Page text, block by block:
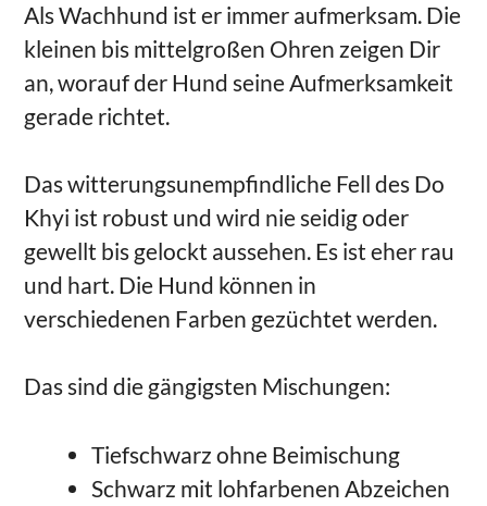
Als Wachhund ist er immer aufmerksam. Die
kleinen bis mittelgroßen Ohren zeigen Dir
an, worauf der Hund seine Aufmerksamkeit
gerade richtet.
Das witterungsunempfindliche Fell des Do
Khyi ist robust und wird nie seidig oder
gewellt bis gelockt aussehen. Es ist eher rau
und hart. Die Hund können in
verschiedenen Farben gezüchtet werden.
Das sind die gängigsten Mischungen:
Tiefschwarz ohne Beimischung
Schwarz mit lohfarbenen Abzeichen